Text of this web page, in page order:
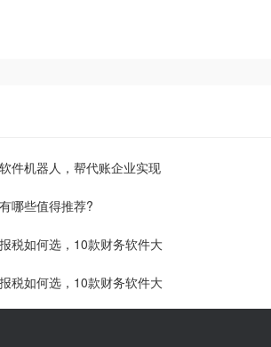
件机器人，帮代账企业实现
哪些值得推荐?
税如何选，10款财务软件大
税如何选，10款财务软件大